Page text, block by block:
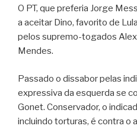
O PT, que preferia Jorge
a aceitar Dino, favorito de
pelos supremo-togados
Mendes.
Passado o dissabor pelas
expressiva da esquerda se
Gonet. Conservador, o
incluindo torturas, é contra o